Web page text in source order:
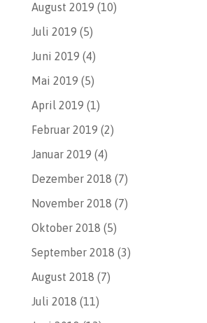
August 2019 (10)
Juli 2019 (5)
Juni 2019 (4)
Mai 2019 (5)
April 2019 (1)
Februar 2019 (2)
Januar 2019 (4)
Dezember 2018 (7)
November 2018 (7)
Oktober 2018 (5)
September 2018 (3)
August 2018 (7)
Juli 2018 (11)